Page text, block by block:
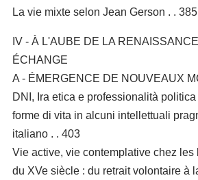
La vie mixte selon Jean Gerson . . 385
IV - À L'AUBE DE LA
ÉCHANGE
A - ÉMERGENCE DE NOUVEAUX
DNI, Ira etica e professionalità
forme di vita in alcuni intellettuali
italiano . . 403
Vie active, vie contemplative chez
du XVe siècle : du retrait volontaire à